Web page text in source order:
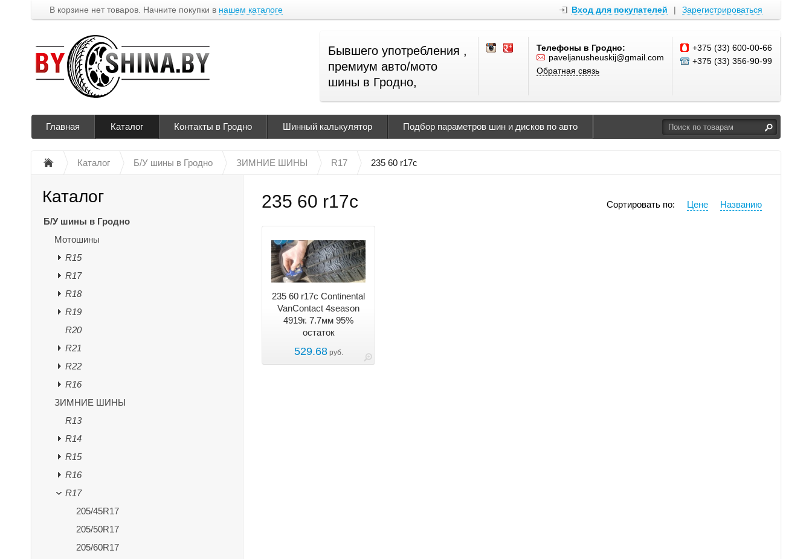
В корзине нет товаров. Начните покупки в нашем каталоге Вход для покупателей | Зарегистрироваться
Бывшего употребления ,
премиум авто/мото
шины в Гродно,
Телефоны в Гродно:
paveljanusheuskij@gmail.com
Обратная связь
+375 (33) 600-00-66
+375 (33) 356-90-99
Главная Каталог Контакты в Гродно Шинный калькулятор Подбор параметров шин и дисков по авто
Каталог Б/У шины в Гродно ЗИМНИЕ ШИНЫ R17 235 60 r17c
235 60 r17c Названию
Цене
Сортировать по:
235 60 r17c Continental
VanContact 4season
4919г. 7.7мм 95%
остаток
529.68руб.
Каталог
Б/У шины в Гродно
Мотошины
R15
R17
R18
R19
R20
R21
R22
R16
ЗИМНИЕ ШИНЫ
R13
R14
R15
R16
R17
205/45R17
205/50R17
205/60R17